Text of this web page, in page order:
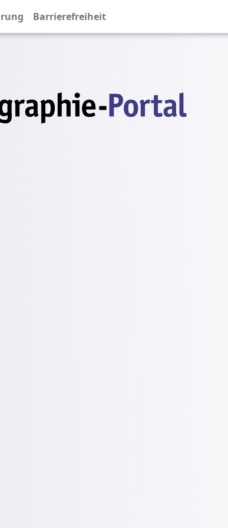
Barrierefreiheit